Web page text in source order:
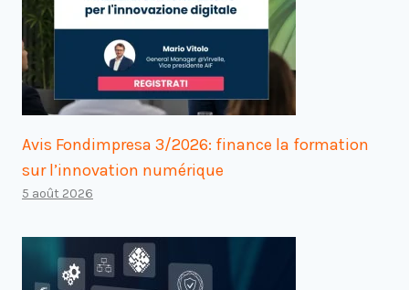
Avis Fondimpresa 3/2026: finance la formation
sur l’innovation numérique
5 août 2026